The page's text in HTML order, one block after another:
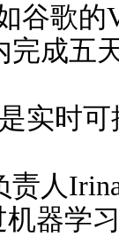
谷歌的
完成五
实时可
人
机器学